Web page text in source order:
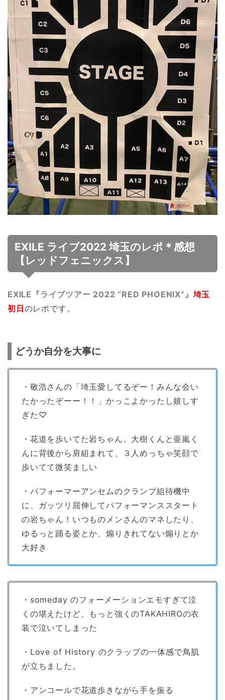
EXILE ライブ2022 埼玉のレポ＊感想
【レッドフェニックス】
EXILE『ライブツアー 2022 “RED PHOENIX”』 埼玉
初日のレポです。
どうか自分を大事に
・敬浩さんの「埼玉愛してるぞー！みんな会い
たかったぞーー！！」かっこよかったし嬉しす
ぎた♡
・花道を歩いてた岩ちゃん。大樹くんと亜嵐く
んに背後から肩組まれて、３人めっちゃ笑顔で
歩いてて微笑ましい
・パフォーマーアンセムのクランプ組待機中
に、ガッツリ屈伸してパフォーマンススタート
の岩ちゃん！いつものメンさんのマネしたり、
ゆるっと踊る姿とか、煽りきれてない煽りとか
大好き
・someday のフォーメーションエモすぎて泣
くの堪えたけど、もっと強くのTAKAHIROの衣
装で泣いてしまった
・Love of History のクラップの一体感で鳥肌
が立ちました。
・アンコールで花道歩きながら手を振る